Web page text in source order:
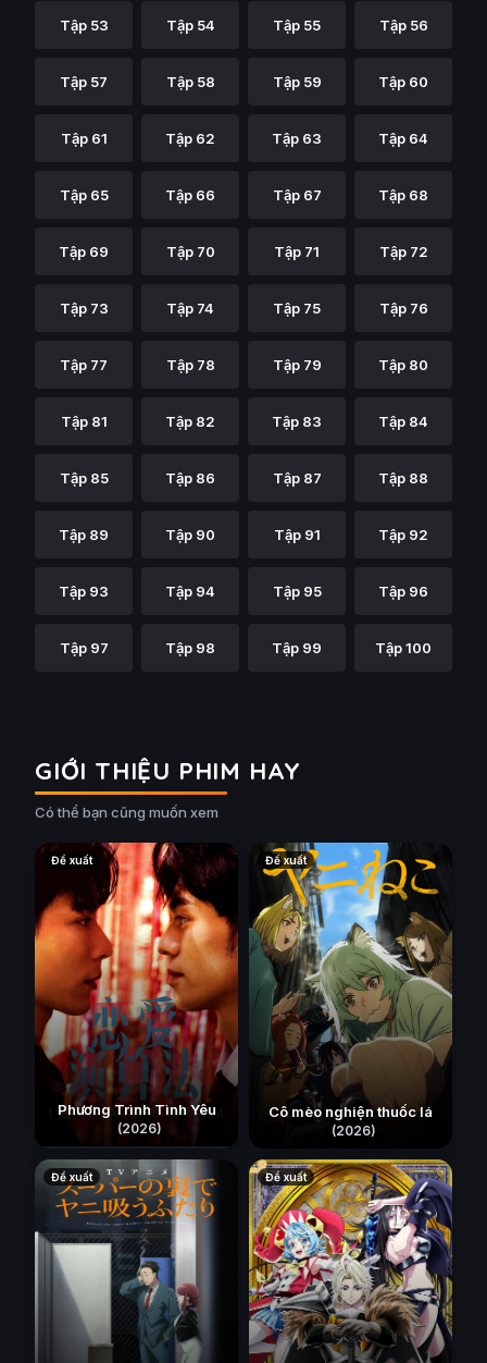
Tập 53 Tập 54 Tập 55 Tập 56
Tập 57 Tập 58 Tập 59 Tập 60
Tập 61 Tập 62 Tập 63 Tập 64
Tập 65 Tập 66 Tập 67 Tập 68
Tập 69 Tập 70 Tập 71 Tập 72
Tập 73 Tập 74 Tập 75 Tập 76
Tập 77 Tập 78 Tập 79 Tập 80
Tập 81 Tập 82 Tập 83 Tập 84
Tập 85 Tập 86 Tập 87 Tập 88
Tập 89 Tập 90 Tập 91 Tập 92
Tập 93 Tập 94 Tập 95 Tập 96
Tập 97 Tập 98 Tập 99 Tập 100
GIỚI THIỆU PHIM HAY
Có thể bạn cũng muốn xem
Đề xuất
Phương Trình Tình Yêu
(2026)
Đề xuất
Cô mèo nghiện thuốc lá
(2026)
Đề xuất Đề xuất